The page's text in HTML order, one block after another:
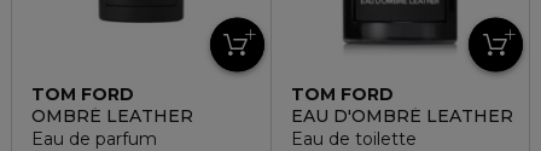
TOM FORD
OMBRÉ LEATHER
Eau de parfum
TOM FORD
EAU D'OMBRÉ LEATHER
Eau de toilette